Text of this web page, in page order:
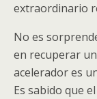
extraordinario
No es
en recuperar
acelerador es
Es sabido que